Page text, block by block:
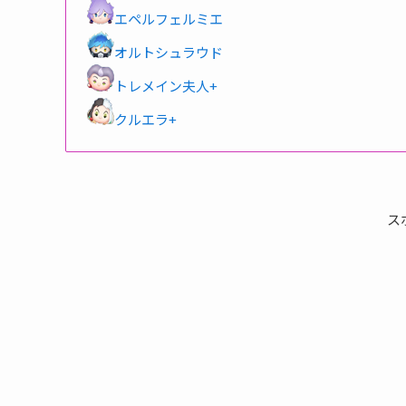
エペルフェルミエ
オルトシュラウド
トレメイン夫人+
クルエラ+
ス